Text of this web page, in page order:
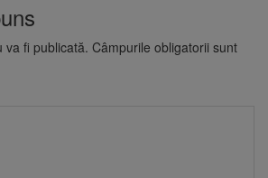
va fi publicată. Câmpurile obligatorii sunt